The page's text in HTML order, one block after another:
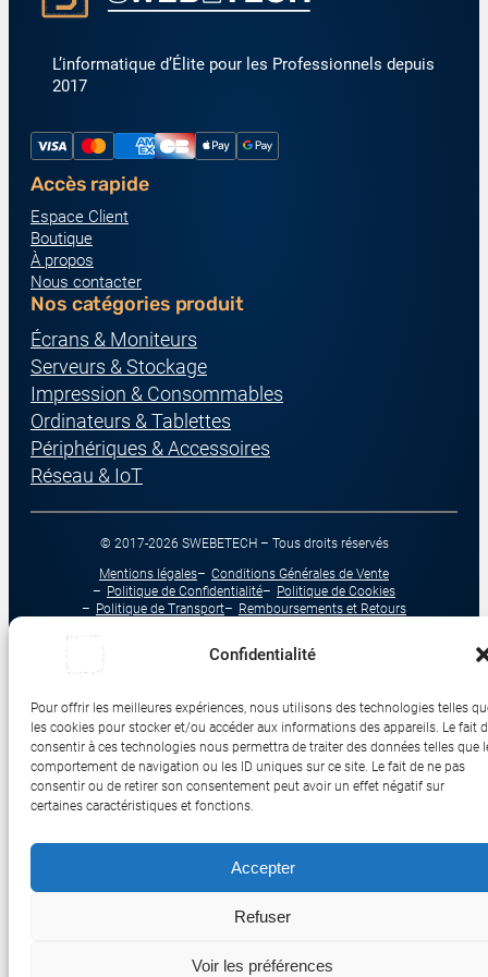
Confidentialité
Pour offrir les meilleures expériences, nous utilisons des technologies telles
les cookies pour stocker et/ou accéder aux informations des appareils. Le fait
consentir à ces technologies nous permettra de traiter des données telles que
comportement de navigation ou les ID uniques sur ce site. Le fait de ne pas
consentir ou de retirer son consentement peut avoir un effet négatif sur
certaines caractéristiques et fonctions.
Accepter
Refuser
Voir les préférences
L’informatique d’Élite pour les Professionnels depuis
2017
Accès rapide
Espace Client
Boutique
À propos
Nous contacter
Nos catégories produit
Écrans & Moniteurs
Serveurs & Stockage
Impression & Consommables
Ordinateurs & Tablettes
Périphériques & Accessoires
Réseau & IoT
© 2017-2026 SWEBETECH – Tous droits réservés
Mentions légales
Conditions Générales de Vente
Politique de Confidentialité
Politique de Cookies
Politique de Transport
Remboursements et Retours